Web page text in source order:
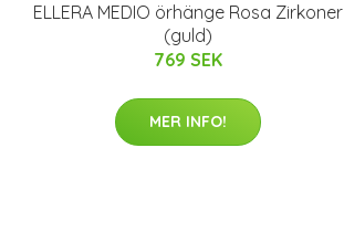
ELLERA MEDIO örhänge Rosa Zirkoner
(guld)
769 SEK
MER INFO!